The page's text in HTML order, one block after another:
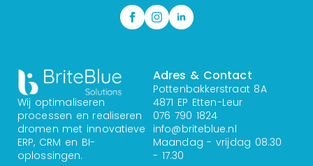
Wij optimaliseren
processen en realiseren
dromen met innovatieve
ERP, CRM en BI-
oplossingen.
Adres & Contact
Pottenbakkerstraat 8A
4871 EP Etten-Leur
076 790 1824
info@briteblue.nl
Maandag - vrijdag 08.30
- 17.30